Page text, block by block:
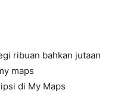
ribuan bahkan jutaan
maps
di My Maps